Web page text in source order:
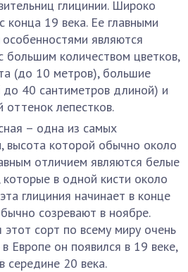
глицинии. Широко
конца 19 века. Ее главными
являются
большим количеством цветков,
(до 10 метров), большие
до 40 сантиметров длиной) и
оттенок лепестков.
– одна из самых
высота которой обычно около
отличием являются белые
в одной кисти около
глициния начинает в конце
созревают в ноябре.
этот сорт по всему миру очень
Европе он появился в 19 веке,
середине 20 века.